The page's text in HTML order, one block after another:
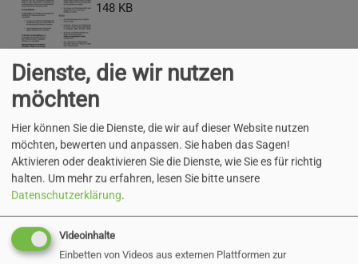
148 KB
Bekanntmachun 3 (pdf)
42 KB
Zurück
Dienste, die wir nutzen
möchten
Hier können Sie die Dienste, die wir auf dieser Website nutzen
möchten, bewerten und anpassen. Sie haben das Sagen!
Aktivieren oder deaktivieren Sie die Dienste, wie Sie es für richtig
halten. Um mehr zu erfahren, lesen Sie bitte unsere
Datenschutzerklärung.
Videoinhalte
Einbetten von Videos aus externen Plattformen zur